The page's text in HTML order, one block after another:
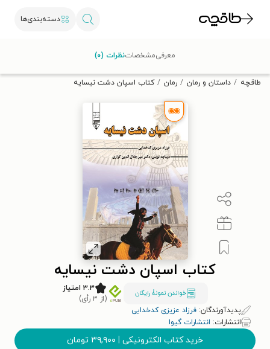
دسته‌بندی‌ها
تخفیف از طاقچه دریافت کن.
طاقچه داستان و رمان رمان کتاب اسپان دشت نیسایه
کتاب اسپان دشت نیسایه
خواندن نمونۀ رایگان
۳.۳ امتیاز
(از ۳ رأی)
پدیدآورندگان: فرزاد عزیزی کدخدایی
انتشارات: انتشارات گیوا
خرید کتاب الکترونیکی | ۳۹,۹۰۰ تومان
معرفیمشخصاتنظرات (۰)